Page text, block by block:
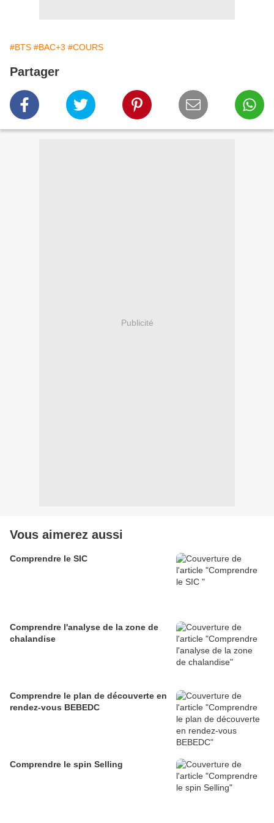
#BTS #BAC+3 #COURS
Partager
Publicité
Vous aimerez aussi
Comprendre le SIC
Comprendre l'analyse de la zone de
chalandise
Comprendre le plan de découverte en
rendez-vous BEBEDC
Comprendre le spin Selling